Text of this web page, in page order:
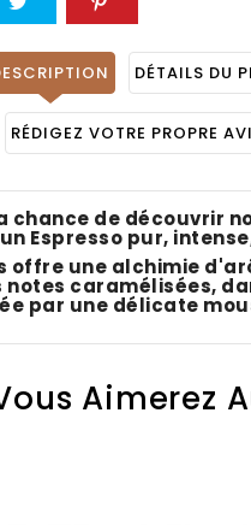
DÉTAILS DU
RÉDIGEZ VOTRE PROPRE
chance de découvrir
un Espresso pur,
offre une alchimie
notes caramélisées,
par une délicate
Aimerez